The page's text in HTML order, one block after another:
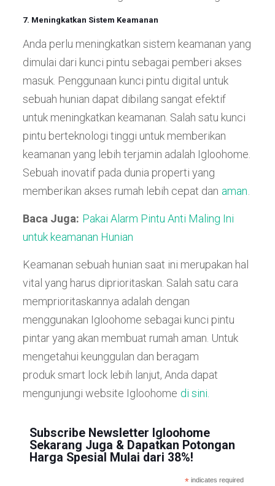
7. Meningkatkan Sistem Keamanan
Anda perlu meningkatkan sistem keamanan yang
dimulai dari kunci pintu sebagai pemberi akses
masuk. Penggunaan kunci pintu digital untuk
sebuah hunian dapat dibilang sangat efektif
untuk meningkatkan keamanan. Salah satu kunci
pintu berteknologi tinggi untuk memberikan
keamanan yang lebih terjamin adalah Igloohome.
Sebuah inovatif pada dunia properti yang
memberikan akses rumah lebih cepat dan aman
Baca Juga: Pakai Alarm Pintu Anti Maling Ini
untuk keamanan Hunian
Keamanan sebuah hunian saat ini merupakan hal
vital yang harus diprioritaskan. Salah satu cara
memprioritaskannya adalah dengan
menggunakan Igloohome sebagai kunci pintu
pintar yang akan membuat rumah aman. Untuk
mengetahui keunggulan dan beragam
produk smart lock lebih lanjut, Anda dapat
mengunjungi website Igloohome di sini.
Subscribe Newsletter Igloohome
Sekarang Juga & Dapatkan Potongan
Harga Spesial Mulai dari 38%!
*indicates required